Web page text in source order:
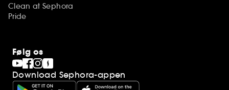
Clean at Sephora
Pride
Følg os
Download Sephora-appen